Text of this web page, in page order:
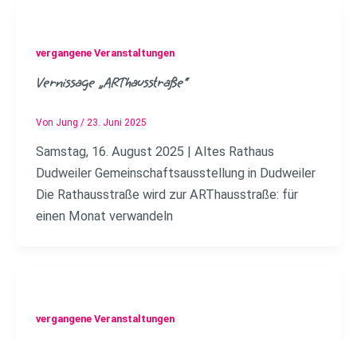
vergangene Veranstaltungen
Vernissage „ARThausstraße“
Von Jung / 23. Juni 2025
Samstag, 16. August 2025 | Altes Rathaus
Dudweiler Gemeinschaftsausstellung in Dudweiler
Die Rathausstraße wird zur ARThausstraße: für
einen Monat verwandeln
vergangene Veranstaltungen